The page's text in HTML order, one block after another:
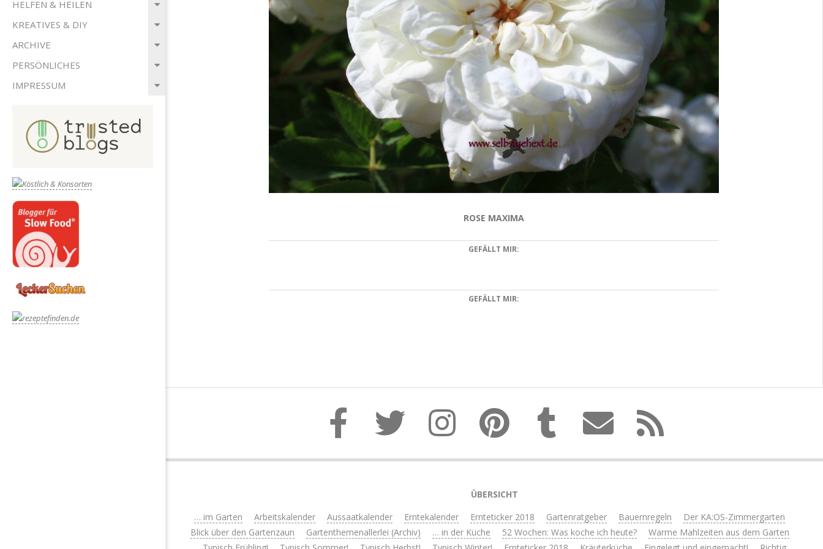
HELFEN & HEILEN
KREATIVES & DIY
ARCHIVE
PERSÖNLICHES
IMPRESSUM
ROSE MAXIMA
GEFÄLLT MIR:
GEFÄLLT MIR:
10-
ÜBERSICHT
… im Garten
Arbeitskalender Aussaatkalender Erntekalender Ernteticker 2018 Gartenratgeber Bauernregeln
Der KA:OS-Zimmergarten
Blick über den Gartenzaun
Gartenthemenallerlei (Archiv) … in der Küche 52 Wochen: Was koche ich heute?
Warme Mahlzeiten aus dem Garten